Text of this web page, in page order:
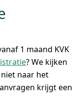
1 maand KVK
? We kijken
naar het
krijgt een